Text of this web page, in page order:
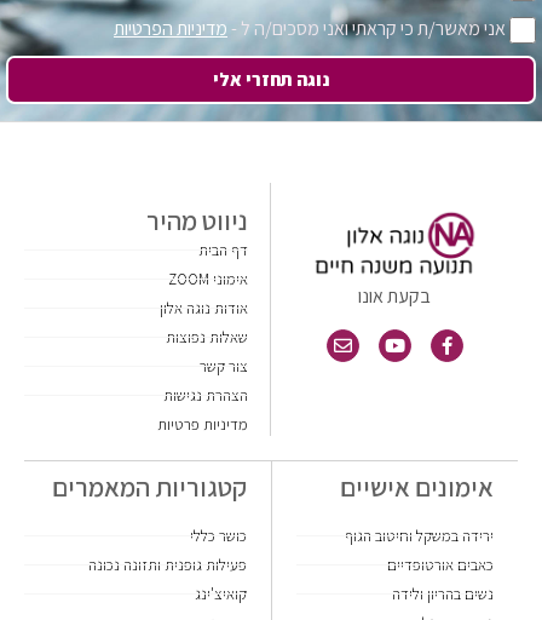
אני מאשר/ת כי קראתי ואני מסכים/ה ל -מדיניות הפרטיות
נוגה תחזרי אלי
בקעת אונו
ניווט מהיר
דף הבית
אימוני ZOOM
אודות נוגה אלון
שאלות נפוצות
צור קשר
הצהרת נגישות
מדיניות פרטיות
אימונים אישיים
ירידה במשקל וחיטוב הגוף
כאבים אורטופדיים
נשים בהריון ולידה
קטגוריות המאמרים
כושר כללי
פעילות גופנית ותזונה נכונה
קואיצ'ינג